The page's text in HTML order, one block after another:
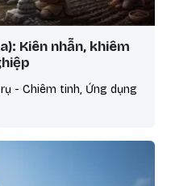
Kiên nhẫn, khiêm
- Chiêm tinh, Ứng dụng